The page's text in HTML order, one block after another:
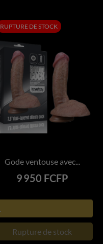
Gode ventouse avec...
Prix
9 950 FCFP
Rupture de stock
RUPTURE DE STOCK